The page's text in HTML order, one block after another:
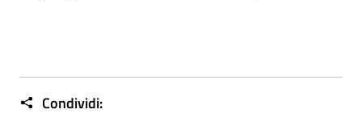
Condividi: